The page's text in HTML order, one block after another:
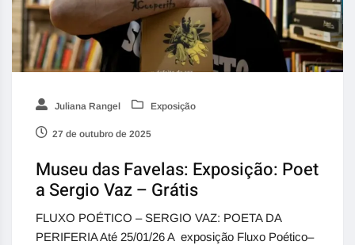
Juliana Rangel Exposição
27 de outubro de 2025
Museu das Favelas: Exposição: Poet
a Sergio Vaz – Grátis
FLUXO POÉTICO – SERGIO VAZ: POETA DA
PERIFERIA Até 25/01/26 A exposição Fluxo Poético–